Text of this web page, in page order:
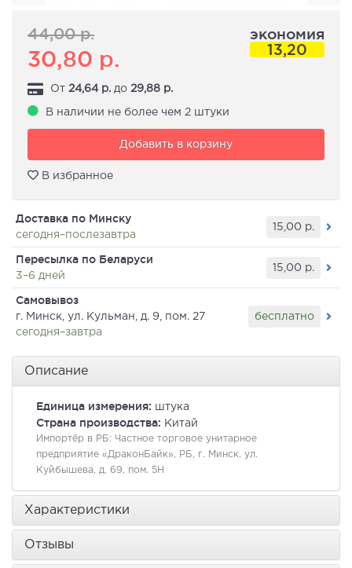
экономия
13,20
44,00р.
30,80 р.
От 24,64 р. до 29,88 р.
В наличии не более чем 2 штуки
Добавить в корзину
В избранное
Доставка по Минску
сегодня–послезавтра
15,00 р.
Пересылка по Беларуси
3–6 дней
15,00 р.
Самовывоз
г. Минск, ул. Кульман, д. 9, пом. 27
сегодня–завтра
бесплатно
Описание
Единица измерения: штука
Страна производства: Китай
Импортёр в РБ: Частное торговое унитарное
предприятие «ДраконБайк», РБ, г. Минск, ул.
Куйбышева, д. 69, пом. 5Н
Характеристики
Отзывы